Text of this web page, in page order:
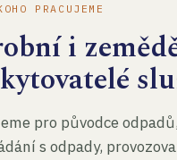
PRACUJEME
i
pro původce
s odpady,